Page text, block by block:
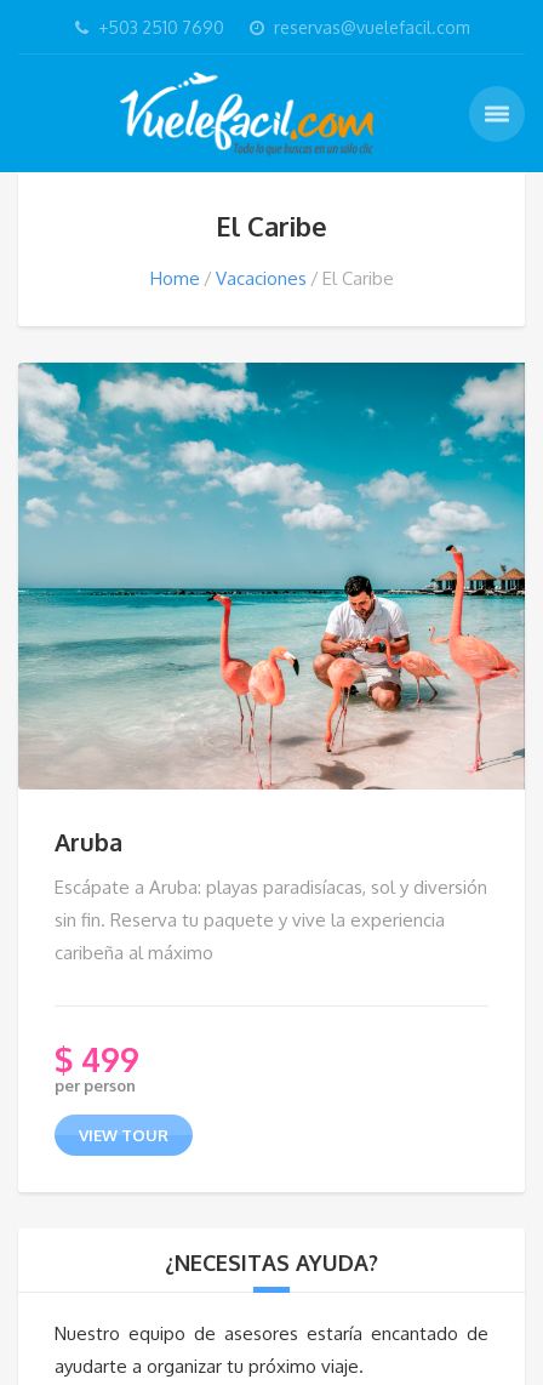
+503 2510 7690 reservas@vuelefacil.com
El Caribe
Home Vacaciones El Caribe
Aruba
Escápate a Aruba: playas paradisíacas, sol y diversión
sin fin. Reserva tu paquete y vive la experiencia
caribeña al máximo
$ 499
per person
VIEW TOUR
¿NECESITAS AYUDA?
Nuestro equipo de asesores estaría encantado de
ayudarte a organizar tu próximo viaje.